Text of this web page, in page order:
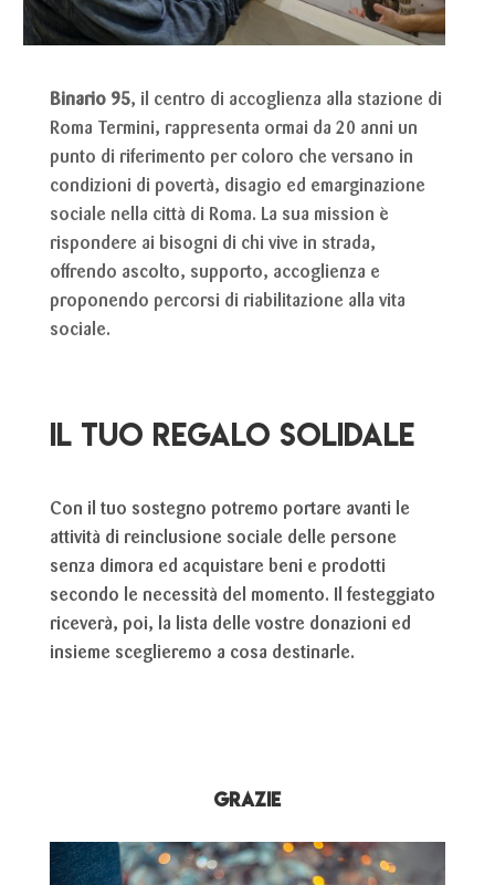
Binario 95, il centro di accoglienza alla stazione di
Roma Termini, rappresenta ormai da 20 anni un
punto di riferimento per coloro che versano in
condizioni di povertà, disagio ed emarginazione
sociale nella città di Roma. La sua mission è
rispondere ai bisogni di chi vive in strada,
offrendo ascolto, supporto, accoglienza e
proponendo percorsi di riabilitazione alla vita
sociale.
il tuo regalo SOLIDALE
Con il tuo sostegno potremo portare avanti le
attività di reinclusione sociale delle persone
senza dimora ed acquistare beni e prodotti
secondo le necessità del momento. Il festeggiato
riceverà, poi, la lista delle vostre donazioni ed
insieme sceglieremo a cosa destinarle.
GRAZIE